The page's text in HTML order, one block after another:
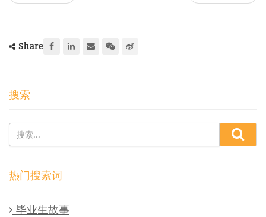
Share
搜索
热门搜索词
毕业生故事